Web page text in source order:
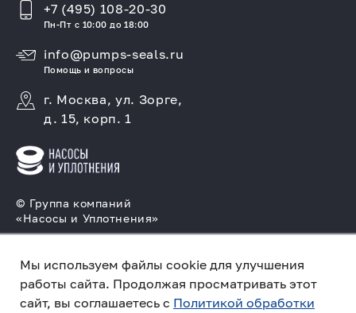
Мы используем файлы cookie для улучшения
работы сайта. Продолжая просматривать этот
сайт, вы соглашаетесь с Политикой обработки
© Группа компаний
«Насосы и Уплотнения»
торцовых уплотнений
Политика конфиденциальности
+7 (495) 108-20-30
Пн-Пт с 10:00 до 18:00
info@pumps-seals.ru
Помощь и вопросы
г. Москва, ул. Зорге,
д. 15, корп. 1